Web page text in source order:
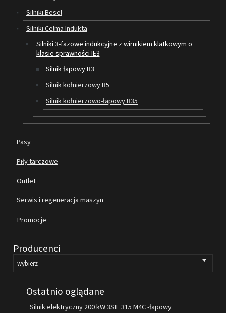
SILNIKI ELEKTRYCZNE
PIŁY TARCZOWE
SERWIS I REGENERACJA MASZYN
PROMOCJE
REGULAMIN
KATALOGI
OBRABIARKI DO DREWNA
SILNIKI ELEKTRYCZNE
PASY KLINOWE
Silniki Besel
Silniki Celma Indukta
Silniki 3-fazowe indukcyjne z wirnikiem klatkowym o
klasie sprawności IE3
Silnik łapowy B3
Silnik kołnierzowy B5
Silnik kołnierzowo-łapowy B35
Pasy
Piły tarczowe
Outlet
Serwis i regeneracja maszyn
Promocje
Producenci
Ostatnio oglądane
Silnik elektryczny 200 kW 3SIE 315 M4C -łapowy